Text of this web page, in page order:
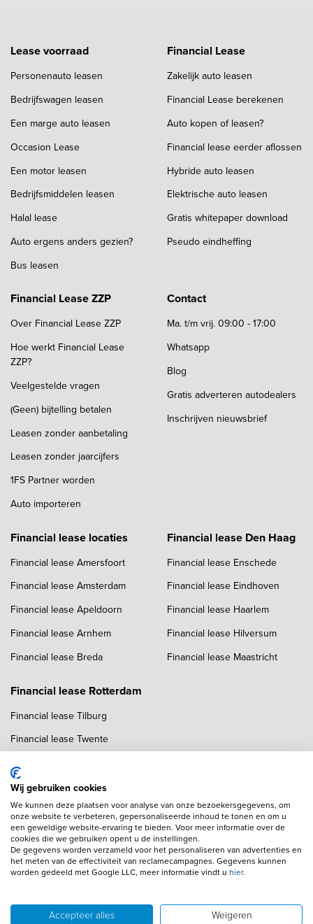
Lease voorraad
Personenauto leasen
Bedrijfswagen leasen
Een marge auto leasen
Occasion Lease
Een motor leasen
Bedrijfsmiddelen leasen
Halal lease
Auto ergens anders gezien?
Bus leasen
Financial Lease
Zakelijk auto leasen
Financial Lease berekenen
Auto kopen of leasen?
Financial lease eerder aflossen
Hybride auto leasen
Elektrische auto leasen
Gratis whitepaper download
Pseudo eindheffing
Financial Lease ZZP
Over Financial Lease ZZP
Hoe werkt Financial Lease
ZZP?
Veelgestelde vragen
(Geen) bijtelling betalen
Leasen zonder aanbetaling
Leasen zonder jaarcijfers
1FS Partner worden
Auto importeren
Contact
Ma. t/m vrij. 09:00 - 17:00
Whatsapp
Blog
Gratis adverteren autodealers
Inschrijven nieuwsbrief
Financial lease locaties
Financial lease Amersfoort
Financial lease Amsterdam
Financial lease Apeldoorn
Financial lease Arnhem
Financial lease Breda
Financial lease Den Haag
Financial lease Enschede
Financial lease Eindhoven
Financial lease Haarlem
Financial lease Hilversum
Financial lease Maastricht
Financial lease Rotterdam
Financial lease Tilburg
Financial lease Twente
Financial lease Utrecht
Financial lease Zwolle
Copyright navigation
Adverteren
Autobedrijven
Wij gebruiken cookies
We kunnen deze plaatsen voor analyse van onze bezoekersgegevens, om
onze website te verbeteren, gepersonaliseerde inhoud te tonen en om u
een geweldige website-ervaring te bieden. Voor meer informatie over de
cookies die we gebruiken opent u de instellingen.
De gegevens worden verzameld voor het personaliseren van advertenties en
het meten van de effectiviteit van reclamecampagnes. Gegevens kunnen
worden gedeeld met Google LLC, meer informatie vindt u hier.
Accepteer alles Weigeren